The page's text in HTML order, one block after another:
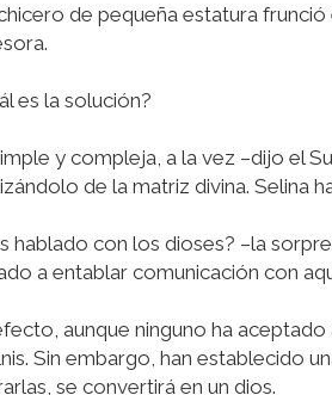
de pequeña estatura
es la solución?
y compleja, a la vez –dijo el
de la matriz divina. Selina
hablado con los dioses? –la
a entablar comunicación con
aunque ninguno ha
Sin embargo, han establecido
se convertirá en un dios.